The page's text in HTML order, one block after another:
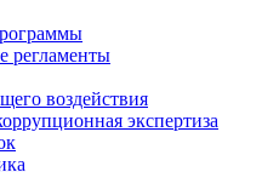
регламенты
воздействия
экспертиза